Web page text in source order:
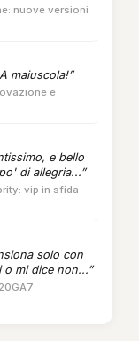
nuove versioni
maiuscola!”
e
e bello
di allegria...”
vip in sfida
solo con
mi dice non...”